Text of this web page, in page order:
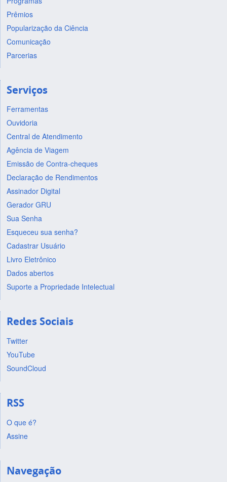
Prêmios
Popularização da Ciência
Comunicação
Parcerias
Serviços
Ferramentas
Ouvidoria
Central de Atendimento
Agência de Viagem
Emissão de Contra-cheques
Declaração de Rendimentos
Assinador Digital
Gerador GRU
Sua Senha
Esqueceu sua senha?
Cadastrar Usuário
Livro Eletrônico
Dados abertos
Suporte a Propriedade Intelectual
Redes Sociais
Twitter
YouTube
SoundCloud
RSS
O que é?
Assine
Navegação